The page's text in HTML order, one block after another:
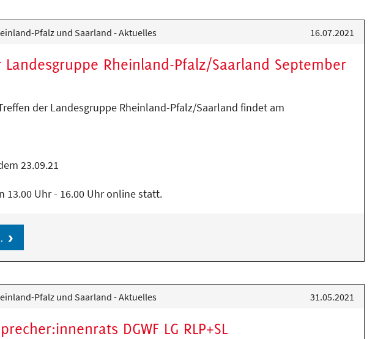
Pfalz und Saarland - Aktuelles 16.07.2021
Rheinland-Pfalz/Saarland September
der Landesgruppe Rheinland-Pfalz/Saarland findet am
23.09.21
13.00 Uhr - 16.00 Uhr online statt.
Pfalz und Saarland - Aktuelles 31.05.2021
DGWF LG RLP+SL